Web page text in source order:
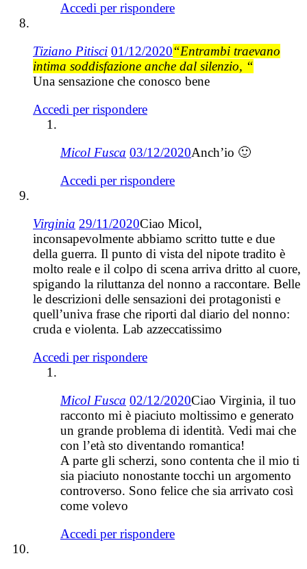
Accedi per rispondere
Tiziano Pitisci 01/12/2020“Entrambi traevano
intima soddisfazione anche dal silenzio, “
Una sensazione che conosco bene
Accedi per rispondere
Micol Fusca 03/12/2020Anch’io 🙂
Accedi per rispondere
Virginia 29/11/2020Ciao Micol,
inconsapevolmente abbiamo scritto tutte e due
della guerra. Il punto di vista del nipote tradito è
molto reale e il colpo di scena arriva dritto al cuore,
spigando la riluttanza del nonno a raccontare. Belle
le descrizioni delle sensazioni dei protagonisti e
quell’univa frase che riporti dal diario del nonno:
cruda e violenta. Lab azzeccatissimo
Accedi per rispondere
Micol Fusca 02/12/2020Ciao Virginia, il tuo
racconto mi è piaciuto moltissimo e generato
un grande problema di identità. Vedi mai che
con l’età sto diventando romantica!
A parte gli scherzi, sono contenta che il mio ti
sia piaciuto nonostante tocchi un argomento
controverso. Sono felice che sia arrivato così
come volevo
Accedi per rispondere